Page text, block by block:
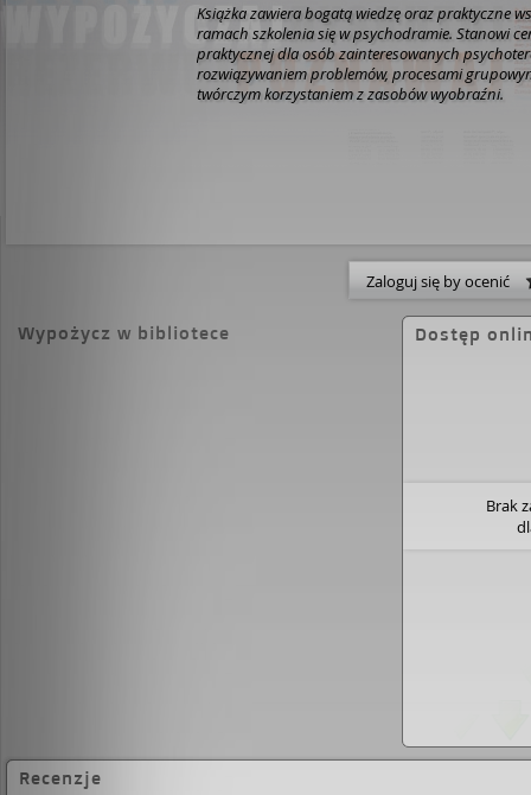
Książka zawiera bogatą wiedzę oraz praktyczne
ramach szkolenia się w psychodramie. Stanowi
praktycznej dla osób zainteresowanych
rozwiązywaniem problemów, procesami
twórczym korzystaniem z zasobów wyobraźni.
Zaloguj się by ocenić
Wypożycz w bibliotece Dostęp
Brak
Recenzje